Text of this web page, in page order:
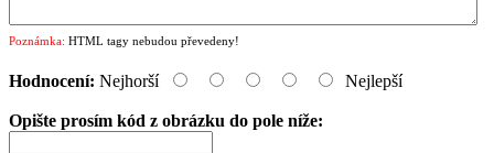
Poznámka: HTML tagy nebudou převedeny!
Hodnocení: Nejhorší Nejlepší
Opište prosím kód z obrázku do pole níže: